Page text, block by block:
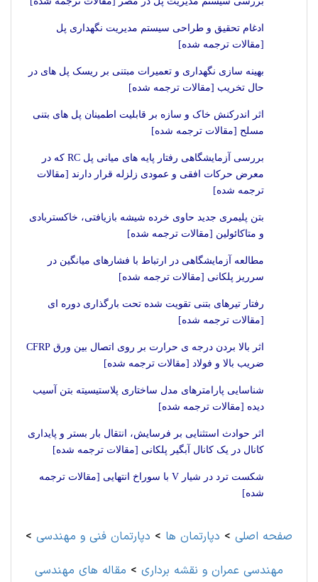
ادغام تحقیق و طراحی سیستم مدیریت نگهداری پل
[مقالات ترجمه شده]
بهینه سازی نگهداری و تعمیرات مبتنی بر ریسک پل های در
حال تخریب [مقالات ترجمه شده]
اثر اندرکنش خاک و سازه بر قابلیت اطمینان پل های بتنی
مسلح [مقالات ترجمه شده]
بررسی آزمایشگاهی رفتار پایه های میانی پل RC که در
معرض حرکات افقی و عمودی زلزله قرار دارند [مقالات
ترجمه شده]
بتن پلیمری جدید حاوی خرده شیشه بازیافتی، خاکستربادی
و متاکائولین [مقالات ترجمه شده]
مطالعه آزمایشگاهی در ارتباط با فشارهای میانگین در
سرریز پلکانی [مقالات ترجمه شده]
رفتار تیرهای بتنى تقويت شده تحت بارگذارى دوره اى
[مقالات ترجمه شده]
اثر بالا بردن درجه ی حرارت بر روی اتصال بین ورق CFRP
ضریب بالا و فولاد [مقالات ترجمه شده]
شناسایی پارامترهای مدل ساختاری پلاستیسیته بتن آسیب
دیده [مقالات ترجمه شده]
اثر حوادث استثنایی بر فرسایش، انتقال بار بستر و پایداری
کانال در یک کانال آبگیر پلکانی [مقالات ترجمه شده]
شکست ترد در شیار V با سوراخ انتهایی [مقالات ترجمه
شده]
صفحه اصلی > دپارتمان ها > دپارتمان فنی و مهندسی >
مهندسی عمران و نقشه برداری > مقاله های مهندسی